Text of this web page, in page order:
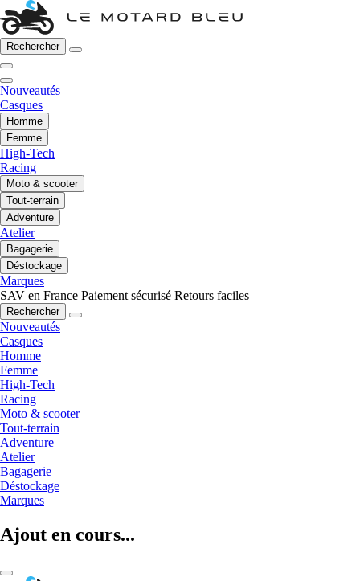
Rechercher
Nouveautés
Casques
Homme
Femme
High-Tech
Racing
Moto & scooter
Tout-terrain
Adventure
Atelier
Bagagerie
Déstockage
Marques
SAV en France Paiement sécurisé Retours faciles
Rechercher
Nouveautés
Casques
Homme
Femme
High-Tech
Racing
Moto & scooter
Tout-terrain
Adventure
Atelier
Bagagerie
Déstockage
Marques
Ajout en cours...